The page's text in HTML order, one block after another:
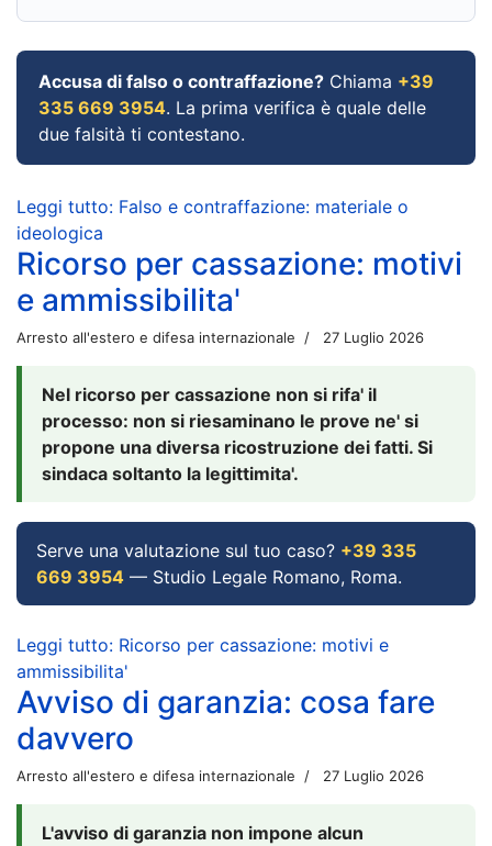
Accusa di falso o contraffazione? Chiama +39
335 669 3954. La prima verifica è quale delle
due falsità ti contestano.
Leggi tutto: Falso e contraffazione: materiale o
ideologica
Ricorso per cassazione: motivi
e ammissibilita'
Arresto all'estero e difesa internazionale 27 Luglio 2026
Nel ricorso per cassazione non si rifa' il
processo: non si riesaminano le prove ne' si
propone una diversa ricostruzione dei fatti. Si
sindaca soltanto la legittimita'.
Serve una valutazione sul tuo caso? +39 335
669 3954 — Studio Legale Romano, Roma.
Leggi tutto: Ricorso per cassazione: motivi e
ammissibilita'
Avviso di garanzia: cosa fare
davvero
Arresto all'estero e difesa internazionale 27 Luglio 2026
L'avviso di garanzia non impone alcun